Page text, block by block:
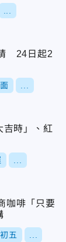
24日起2
吉時」、紅
咖啡「只要
五